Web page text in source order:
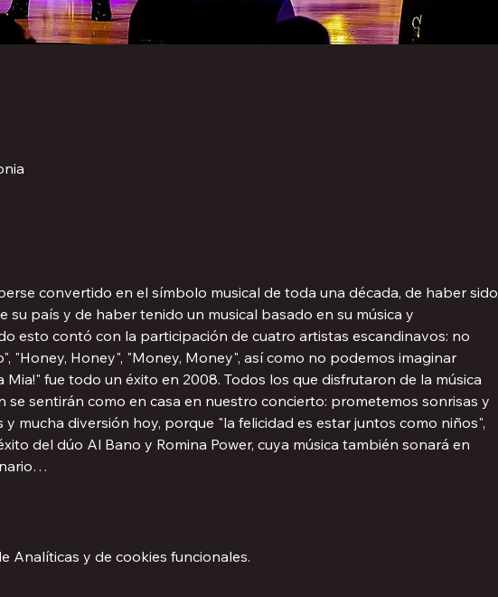
convertido en el símbolo musical de toda una década, de haber sido
país y de haber tenido un musical basado en su música y
esto contó con la participación de cuatro artistas escandinavos: no
"Honey, Honey", "Money, Money", así como no podemos imaginar
Mia!" fue todo un éxito en 2008. Todos los que disfrutaron de la música
sentirán como en casa en nuestro concierto: prometemos sonrisas y
mucha diversión hoy, porque "la felicidad es estar juntos como niños",
del dúo Al Bano y Romina Power, cuya música también sonará en
Analíticas y de cookies funcionales.